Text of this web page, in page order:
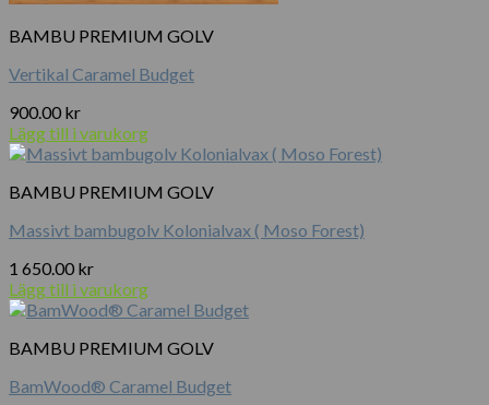
BAMBU PREMIUM GOLV
Vertikal Caramel Budget
900.00 kr
Lägg till i varukorg
BAMBU PREMIUM GOLV
Massivt bambugolv Kolonialvax ( Moso Forest)
1 650.00 kr
Lägg till i varukorg
BAMBU PREMIUM GOLV
BamWood® Caramel Budget